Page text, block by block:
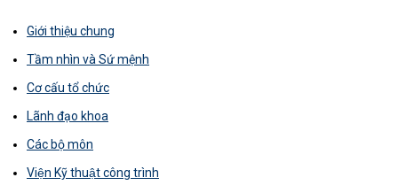
Giới thiệu chung
Tầm nhìn và Sứ mệnh
Cơ cấu tổ chức
Lãnh đạo khoa
Các bộ môn
Viện Kỹ thuật công trình